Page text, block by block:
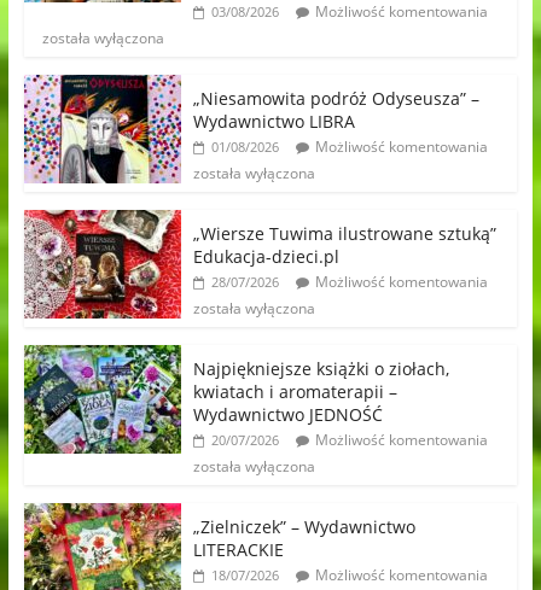
03/08/2026
Możliwość komentowania
została wyłączona
„Niesamowita podróż Odyseusza” –
Wydawnictwo LIBRA
01/08/2026
Możliwość komentowania
została wyłączona
„Wiersze Tuwima ilustrowane sztuką”
Edukacja-dzieci.pl
28/07/2026
Możliwość komentowania
została wyłączona
Najpiękniejsze książki o ziołach,
kwiatach i aromaterapii –
Wydawnictwo JEDNOŚĆ
20/07/2026
Możliwość komentowania
została wyłączona
„Zielniczek” – Wydawnictwo
LITERACKIE
18/07/2026
Możliwość komentowania